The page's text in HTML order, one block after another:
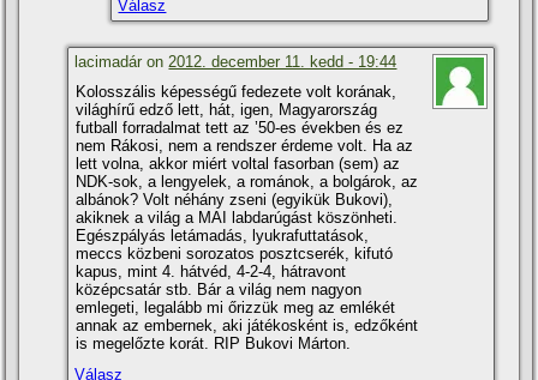
Válasz
lacimadár on2012. december 11. kedd - 19:44
Kolosszális képességű fedezete volt korának,
világhí­rű edző lett, hát, igen, Magyarország
futball forradalmat tett az ’50-es években és ez
nem Rákosi, nem a rendszer érdeme volt. Ha az
lett volna, akkor miért voltal fasorban (sem) az
NDK-sok, a lengyelek, a románok, a bolgárok, az
albánok? Volt néhány zseni (egyikük Bukovi),
akiknek a világ a MAI labdarúgást köszönheti.
Egészpályás letámadás, lyukrafuttatások,
meccs közbeni sorozatos posztcserék, kifutó
kapus, mint 4. hátvéd, 4-2-4, hátravont
középcsatár stb. Bár a világ nem nagyon
emlegeti, legalább mi őrizzük meg az emlékét
annak az embernek, aki játékosként is, edzőként
is megelőzte korát. RIP Bukovi Márton.
Válasz